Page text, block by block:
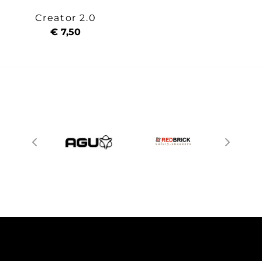
Creator 2.0
€ 7,50